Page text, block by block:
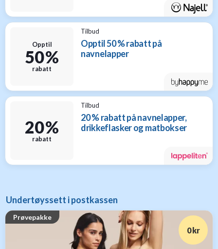
Opptil
50 %
rabatt
Tilbud
Opptil 50 % rabatt på
navnelapper
20 %
rabatt
Tilbud
20 % rabatt på navnelapper,
drikkeflasker og matbokser
Undertøyssett i postkassen
Prøvepakke
0 kr